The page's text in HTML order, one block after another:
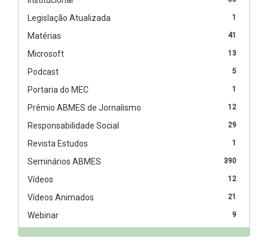
1
Legislação Atualizada
41
Matérias
13
Microsoft
5
Podcast
1
Portaria do MEC
12
Prêmio ABMES de Jornalismo
29
Responsabilidade Social
1
Revista Estudos
390
Seminários ABMES
12
Vídeos
21
Vídeos Animados
9
Webinar